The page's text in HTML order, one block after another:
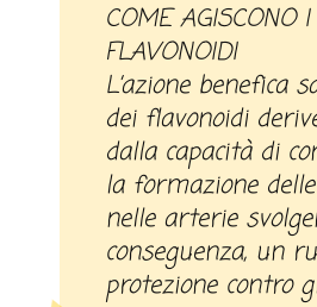
COME AGISCONO I
FLAVONOIDI
L’azione benefica
dei flavonoidi
dalla capacità di
la formazione delle
nelle arterie
conseguenza, un
protezione contro